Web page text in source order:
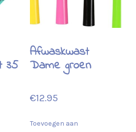
35
Afwaskwast
Dame groen
€12.95
Toevoegen aan